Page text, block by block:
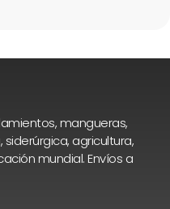
mangueras,
siderúrgica, agricultura,
mundial. Envíos a